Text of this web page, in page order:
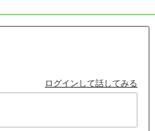
ログインして話してみる